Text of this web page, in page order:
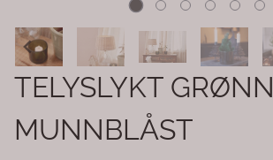
TELYSLYKT GRØNN
MUNNBLÅST